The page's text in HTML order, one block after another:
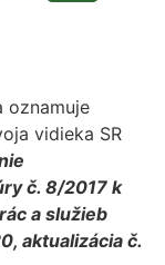
oznamuje
vidieka SR
č. 8/2017 k
a služieb
aktualizácia č.